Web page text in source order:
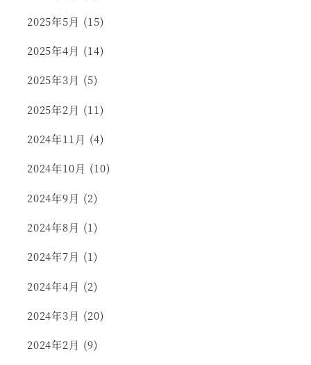
2025年5月 (15)
2025年4月 (14)
2025年3月 (5)
2025年2月 (11)
2024年11月 (4)
2024年10月 (10)
2024年9月 (2)
2024年8月 (1)
2024年7月 (1)
2024年4月 (2)
2024年3月 (20)
2024年2月 (9)